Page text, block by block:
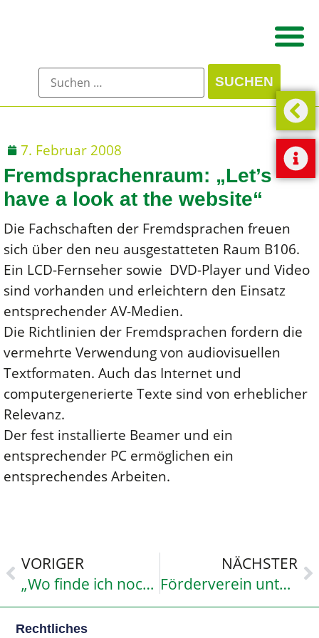
7. Februar 2008
Fremdsprachenraum: „Let’s
have a look at the website“
Die Fachschaften der Fremdsprachen freuen
sich über den neu ausgestatteten Raum B106.
Ein LCD-Fernseher sowie DVD-Player und Video
sind vorhanden und erleichtern den Einsatz
entsprechender AV-Medien.
Die Richtlinien der Fremdsprachen fordern die
vermehrte Verwendung von audiovisuellen
Textformaten. Auch das Internet und
computergenerierte Texte sind von erheblicher
Relevanz.
Der fest installierte Beamer und ein
entsprechender PC ermöglichen ein
entsprechendes Arbeiten.
VORIGER
„Wo finde ich noch einen CD-Player ?“
NÄCHSTER
Förderverein unterstützt die Hausaufgabenbetreuung
Rechtliches